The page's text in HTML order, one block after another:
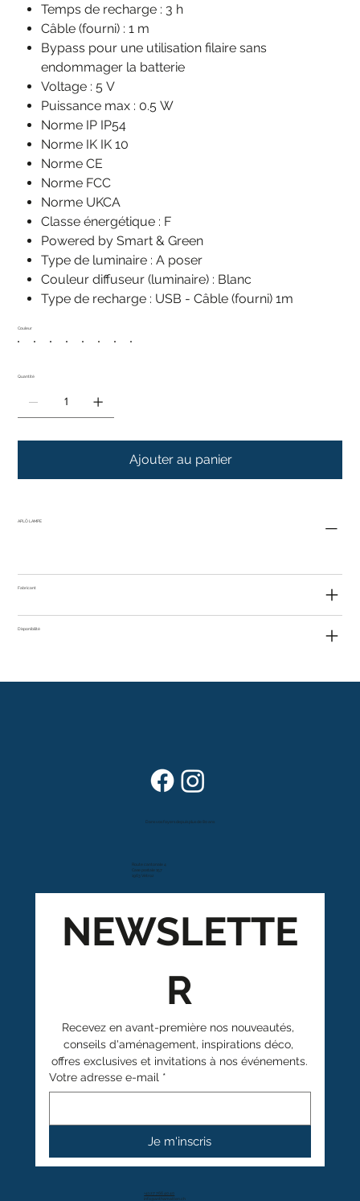
Temps de recharge : 3 h
Câble (fourni) : 1 m
Bypass pour une utilisation filaire sans
endommager la batterie
Voltage : 5 V
Puissance max : 0.5 W
Norme IP IP54
Norme IK IK 10
Norme CE
Norme FCC
Norme UKCA
Classe énergétique : F
Powered by Smart & Green
Type de luminaire : A poser
Couleur diffuseur (luminaire) : Blanc
Type de recharge : USB - Câble (fourni) 1m
Couleur
Quantité
Ajouter au panier
APLÔ LAMPE
Fabricant
Disponibilité
Route cantonale 4
Case postale 157
1963 Vétroz
Dans vos foyers depuis plus de 80 ans
+41 27 766 40 40
info@anthamatten.ch
NEWSLETTE
R
Recevez en avant-première nos nouveautés,
conseils d'aménagement, inspirations déco,
offres exclusives et invitations à nos événements.
Votre adresse e-mail *
Je m'inscris